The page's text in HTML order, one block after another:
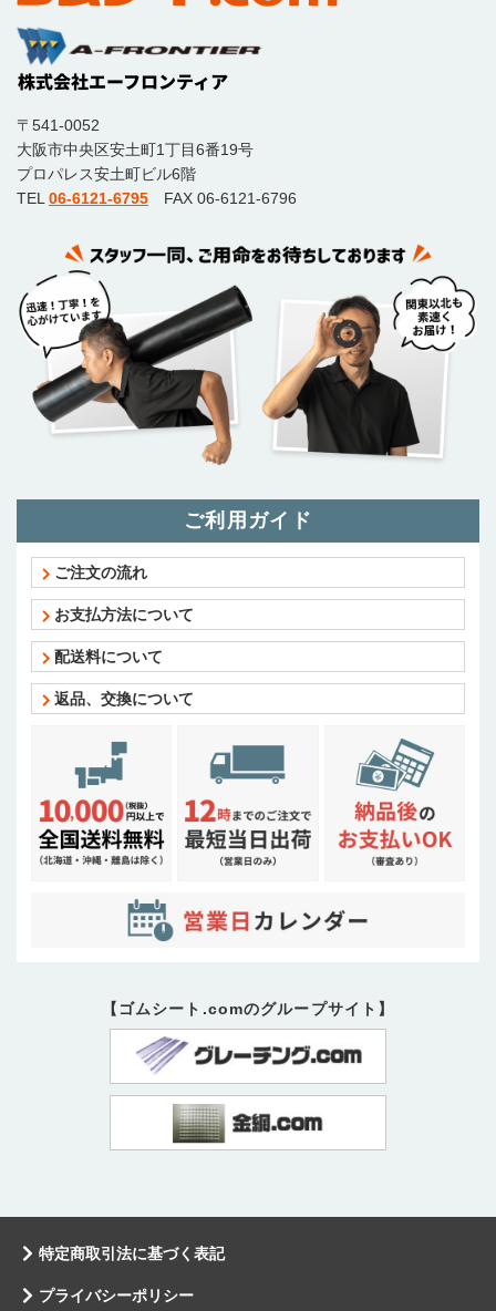
〒541-0052
大阪市中央区安土町1丁目6番19号
プロパレス安土町ビル6階
TEL 06-6121-6795 FAX 06-6121-6796
ご利用ガイド
ご注文の流れ
お支払方法について
配送料について
返品、交換について
【ゴムシート.comのグループサイト】
特定商取引法に基づく表記
プライバシーポリシー